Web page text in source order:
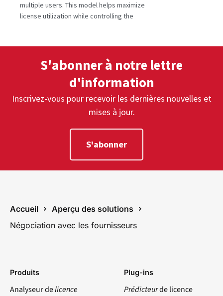
multiple users. This model helps maximize
license utilization while controlling the
S'abonner à notre lettre
d'information
Inscrivez-vous pour recevoir les dernières nouvelles et
mises à jour.
S'abonner
Accueil
Aperçu des solutions
Négociation avec les fournisseurs
Produits
Analyseur delicence
Plug-ins
Prédicteurde licence